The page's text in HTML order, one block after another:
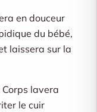
en douceur
du bébé,
laissera sur la
lavera
le cuir